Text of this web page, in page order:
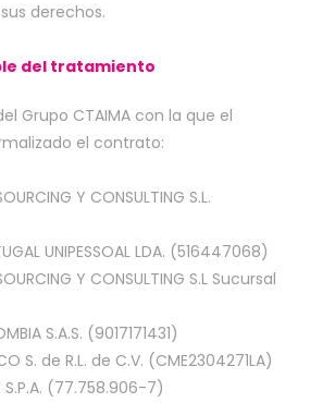
derechos.
del tratamiento
Grupo CTAIMA con la que el
el contrato:
Y CONSULTING S.L.
UNIPESSOAL LDA. (516447068)
Y CONSULTING S.L Sucursal
S.A.S. (9017171431)
S. de R.L. de C.V. (CME2304271LA)
S.P.A. (77.758.906-7)